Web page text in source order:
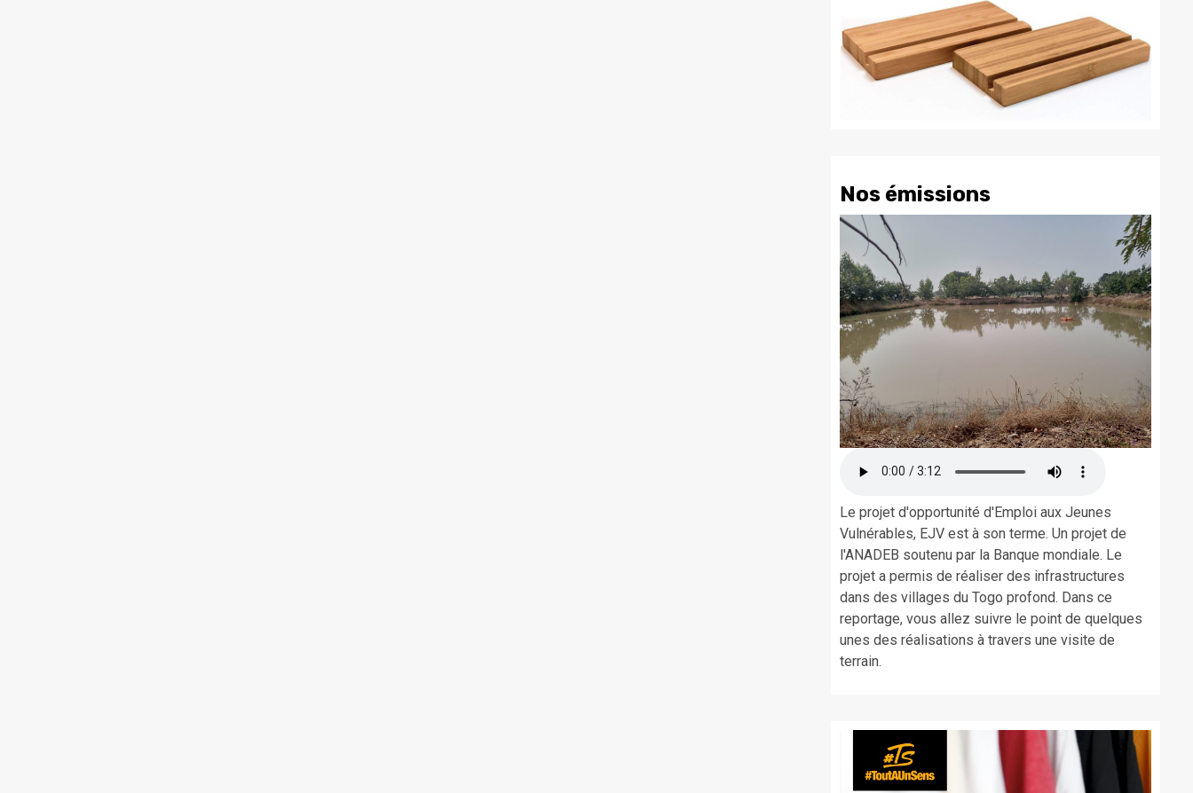
Nos émissions
Le projet d'opportunité d'Emploi aux Jeunes
Vulnérables, EJV est à son terme. Un projet de
l'ANADEB soutenu par la Banque mondiale. Le
projet a permis de réaliser des infrastructures
dans des villages du Togo profond. Dans ce
reportage, vous allez suivre le point de quelques
unes des réalisations à travers une visite de
terrain.